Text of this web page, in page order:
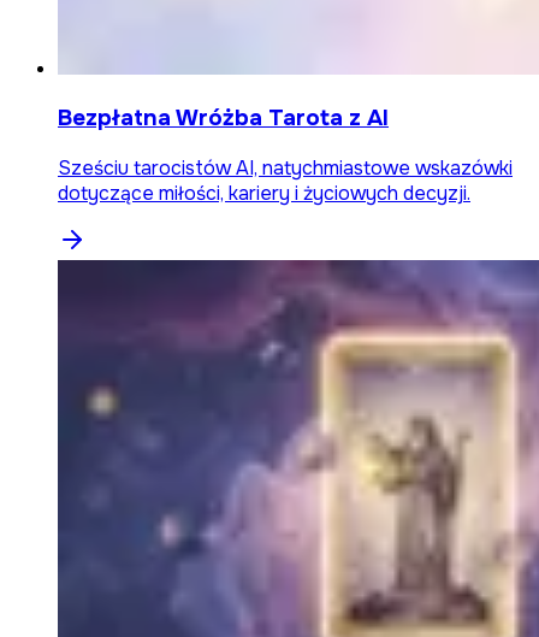
Bezpłatna Wróżba Tarota z AI
Sześciu tarocistów AI, natychmiastowe wskazówki
dotyczące miłości, kariery i życiowych decyzji.